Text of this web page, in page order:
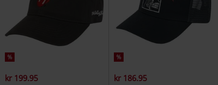
%
kr 199.95
%
kr 186.95